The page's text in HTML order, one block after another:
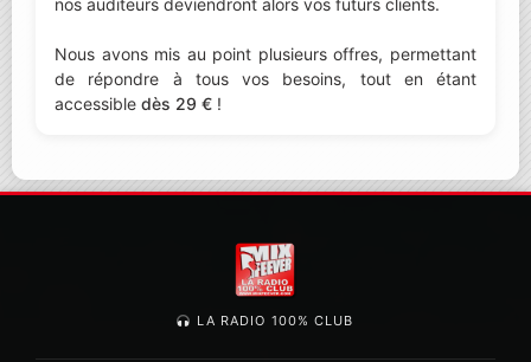
Nous avons mis au point plusieurs offres, permettant
de répondre à tous vos besoins, tout en étant
accessible dès 29 € !
LA RADIO 100% CLUB